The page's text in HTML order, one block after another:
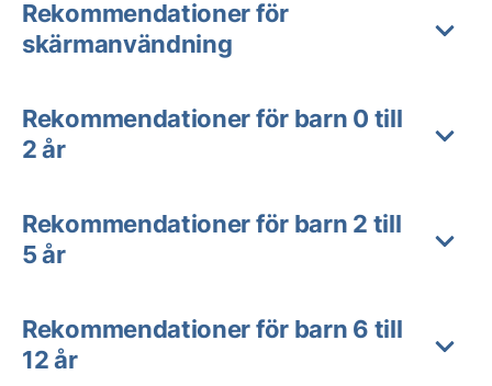
Rekommendationer för
skärmanvändning
Rekommendationer för barn 0 till
2 år
Rekommendationer för barn 2 till
5 år
Rekommendationer för barn 6 till
12 år